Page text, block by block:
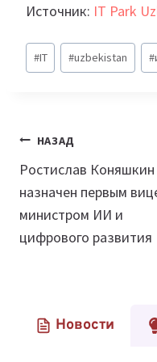
Источник: IT Park
Метки
записи:
#IT #uzbekistan #
Навигация
по
записям
НАЗАД
Ростислав Коняшкин
назначен первым
министром ИИ и
цифрового развития
Новости